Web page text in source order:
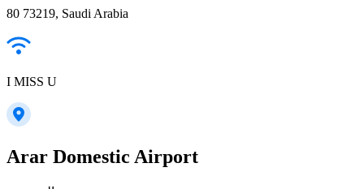
80 73219, Saudi Arabia
I MISS U
Arar Domestic Airport